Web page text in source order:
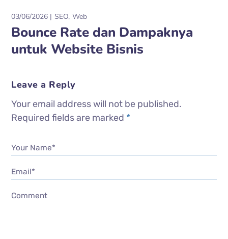
03/06/2026 SEO Web
Bounce Rate dan Dampaknya
untuk Website Bisnis
Leave a Reply
Your email address will not be published.
Required fields are marked *
Your Name*
Email*
Comment